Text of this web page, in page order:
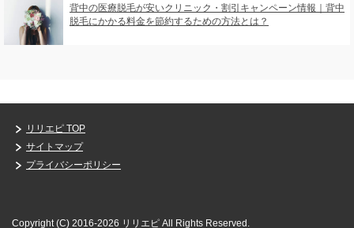
背中の医療脱毛が安いクリニック・割引キャンペーン情報｜背中
脱毛にかかる料金を節約するための方法とは？
リリエピ TOP
サイトマップ
プライバシーポリシー
Copyright (C) 2016-2026 リリエピ All Rights Reserved.